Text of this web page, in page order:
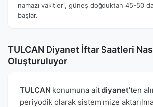
namazı vakitleri, güneş doğduktan 45-50
başlar.
TULCAN Diyanet İftar Saatleri
Oluşturuluyor
TULCAN konumuna ait diyanet'ten
periyodik olarak sistemimize